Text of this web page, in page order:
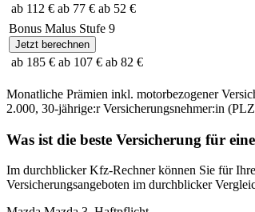
ab 112 € ab 77 € ab 52 €
Bonus Malus Stufe 9
Jetzt berechnen
ab 185 € ab 107 € ab 82 €
Monatliche Prämien inkl. motorbezogener
2.000, 30-jährige:rVersicherungsnehmer:in
Was ist die beste Versicherung für
Im durchblicker Kfz-Rechner können Sie für
Versicherungsangeboten im durchblicker